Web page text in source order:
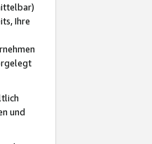
Ihre
und